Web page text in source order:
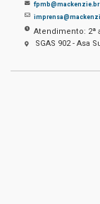
fpmb@mackenzie.br
Atendimento: 2ª
SGAS 902 - Asa